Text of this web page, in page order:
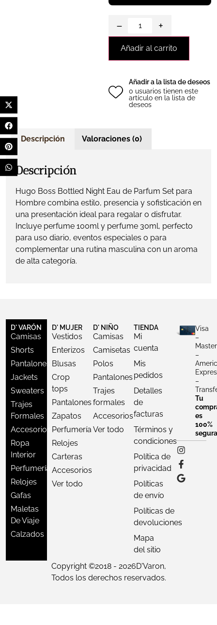
− +
Añadir al carrito
Añadir a la lista de deseos
0 usuarios tienen este
artículo en la lista de
deseos
Descripción Valoraciones (0)
Descripción
Hugo Boss Bottled Night Eau de Parfum Set para
Hombre combina estilo, presencia y sofisticación en
una presentación ideal para regalar o disfrutar.
Incluye perfume 100ml y perfume 30ml, perfecto
para uso diario, eventos especiales o para
complementar una rutina masculina con un aroma
de alta categoría.
D' VARÓN
Camisas
Shorts
Pantalones
Jackets
Sweaters
Trajes
Formales
Accesorios
Ropa
Interior
Perfumería
Relojes
Gafas
Maletas
De Viaje
Calzados
D' MUJER
Vestidos
Enterizos
Blusas
Crop
tops
Pantalones
Zapatos
Perfumería
Relojes
Carteras
Accesorios
Ver todo
D' NIÑO
Camisas
Camisetas
Polos
Pantalones
Trajes
formales
Accesorios
Ver todo
TIENDA
Mi
cuenta
Mis
pedidos
Detalles
de
facturas
Términos y
condiciones
Política de
privacidad
Políticas
de envío
Políticas de
devoluciones
Mapa
del sitio
Visa
–
–
–
Tu
es
100%
segura
Copyright ©2018 - 2026D'Varon,
Todos los derechos reservados.